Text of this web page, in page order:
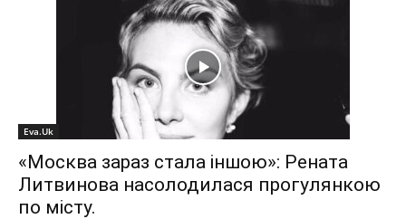
Eva.Uk
«Москва зараз стала іншою»: Рената
Литвинова насолодилася прогулянкою
по місту.